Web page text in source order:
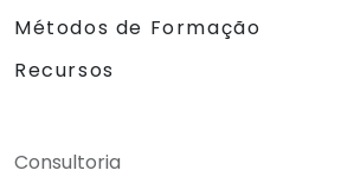
Métodos de Formação
Recursos
Consultoria